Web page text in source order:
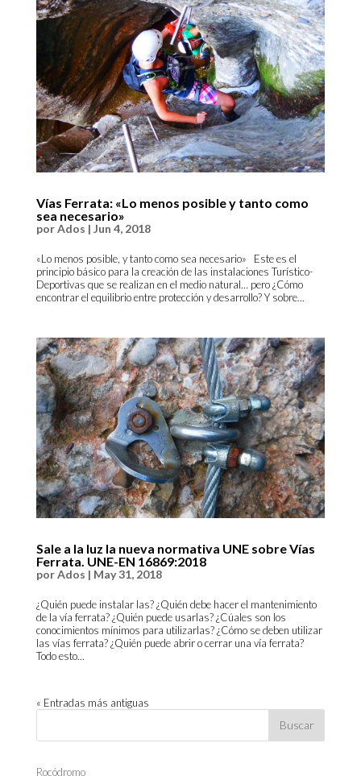
Vías Ferrata: «Lo menos posible y tanto como
sea necesario»
porAdos | Jun 4, 2018
«Lo menos posible, y tanto como sea necesario» Este es el
principio básico para la creación de las instalaciones Turístico-
Deportivas que se realizan en el medio natural… pero ¿Cómo
encontrar el equilibrio entre protección y desarrollo? Y sobre...
Sale a la luz la nueva normativa UNE sobre Vías
Ferrata. UNE-EN 16869:2018
porAdos | May 31, 2018
¿Quién puede instalar las? ¿Quién debe hacer el mantenimiento
de la vía ferrata? ¿Quién puede usarlas? ¿Cúales son los
conocimientos mínimos para utilizarlas? ¿Cómo se deben utilizar
las vías ferrata? ¿Quién puede abrir o cerrar una vía ferrata?
Todo esto...
« Entradas más antiguas
Rocódromo